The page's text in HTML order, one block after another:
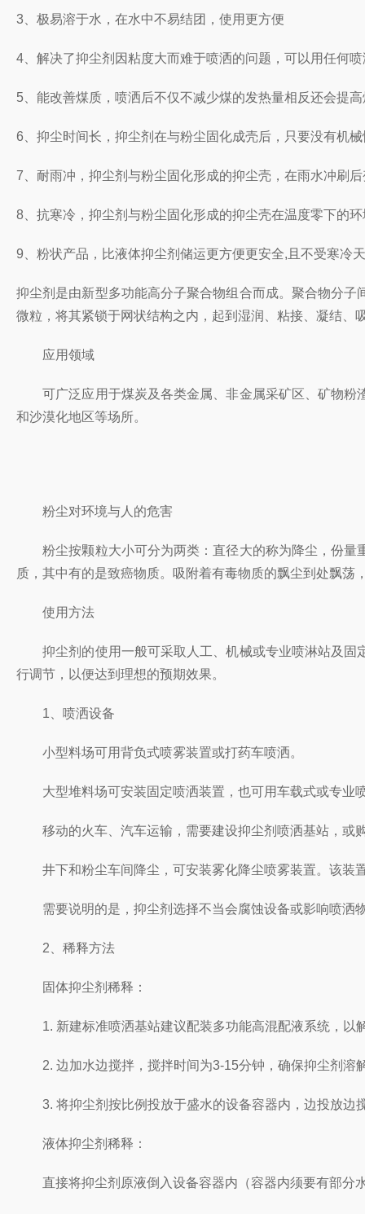
3、极易溶于水，在水中不易结团，使用更方便
4、解决了抑尘剂因粘度大而难于喷洒的问题，可以用任何
5、能改善煤质，喷洒后不仅不减少煤的发热量相反还会提
6、抑尘时间长，抑尘剂在与粉尘固化成壳后，只要没有机
7、耐雨冲，抑尘剂与粉尘固化形成的抑尘壳，在雨水冲刷
8、抗寒冷，抑尘剂与粉尘固化形成的抑尘壳在温度零下的
9、粉状产品，比液体抑尘剂储运更方便更安全,且不受寒冷
抑尘剂是由新型多功能高分子聚合物组合而成。聚合物分
微粒，将其紧锁于网状结构之内，起到湿润、粘接、凝结
应用领域
可广泛应用于煤炭及各类金属、非金属采矿区、矿物粉
和沙漠化地区等场所。
粉尘对环境与人的危害
粉尘按颗粒大小可分为两类：直径大的称为降尘，份量
质，其中有的是致癌物质。吸附着有毒物质的飘尘到处飘荡
使用方法
抑尘剂的使用一般可采取人工、机械或专业喷淋站及固
行调节，以便达到理想的预期效果。
1、喷洒设备
小型料场可用背负式喷雾装置或打药车喷洒。
大型堆料场可安装固定喷洒装置，也可用车载式或专业
移动的火车、汽车运输，需要建设抑尘剂喷洒基站，或
井下和粉尘车间降尘，可安装雾化降尘喷雾装置。该装
需要说明的是，抑尘剂选择不当会腐蚀设备或影响喷洒
2、稀释方法
固体抑尘剂稀释：
1. 新建标准喷洒基站建议配装多功能高混配液系统，以
2. 边加水边搅拌，搅拌时间为3-15分钟，确保抑尘剂溶
3. 将抑尘剂按比例投放于盛水的设备容器内，边投放边
液体抑尘剂稀释：
直接将抑尘剂原液倒入设备容器内（容器内须要有部分